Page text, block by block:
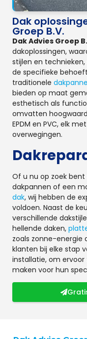
Dak
Groep B.V.
Dak Advies Groep
dakoplossingen,
stijlen en
de specifieke
traditionele
bieden op maat
esthetisch als
omvatten
EPDM en PVC, elk
overwegingen.
Of u nu op zoek
dakpannen of een
dak, wij hebben de
voldoen. Naast de
verschillende
hellende daken,
zoals zonne-energie
klanten bij elke stap
installatie, om ervoor
maken voor hun